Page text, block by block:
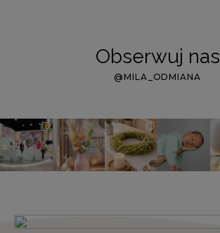
Obserwuj nas
@MILA_ODMIANA